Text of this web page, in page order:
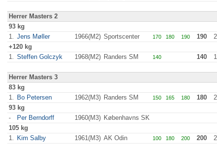
Herrer Masters 2
93 kg
1. Jens Møller 1966(M2) Sportscenter 170 180 190 190
+120 kg
1. Steffen Golczyk 1968(M2) Randers SM 140 140
Herrer Masters 3
83 kg
1. Bo Petersen 1962(M3) Randers SM 150 165 180 180
93 kg
-
Per Berndorff 1960(M3) Københavns SK
105 kg
1. Kim Salby 1961(M3) AK Odin 100 180 200 200